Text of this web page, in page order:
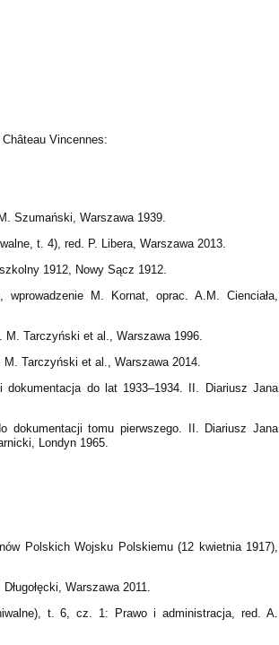
Vincennes:
Szumański, Warszawa 1939.
t. 4), red. P. Libera, Warszawa 2013.
1912, Nowy Sącz 1912.
M. Kornat, oprac. A.M. Cienciała,
Tarczyński et al., Warszawa 1996.
Tarczyński et al., Warszawa 2014.
do lat 1933–1934. II. Diariusz Jana
dokumentacji tomu pierwszego. II. Diariusz Jana
Londyn 1965.
Polskich Wojsku Polskiemu (12 kwietnia 1917),
Warszawa 2011.
t. 6, cz. 1: Prawo i administracja, red. A.